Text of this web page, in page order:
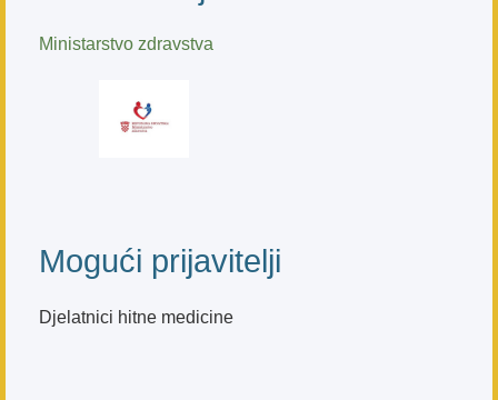
Ministarstvo zdravstva
Mogući prijavitelji
Djelatnici hitne medicine